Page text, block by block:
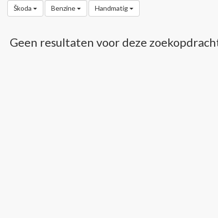
Škoda Benzine Handmatig
Geen resultaten voor deze